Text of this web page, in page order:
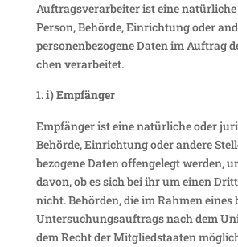
Auftrags­ver­ar­beiter ist eine
Person, Behörde, Einrich­tung oder
perso­nen­be­zo­gene Daten im Auftrag
chen verarbeitet.
i) Empfänger
Empfänger ist eine natür­liche oder
Behörde, Einrich­tung oder andere
be­zo­gene Daten offen­ge­legt werden,
davon, ob es sich bei ihr um einen
nicht. Behörden, die im Rahmen eines
Unter­su­chungs­auf­trags nach dem
dem Recht der Mitglied­staaten